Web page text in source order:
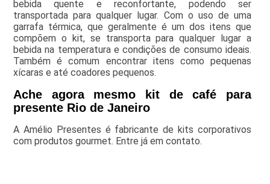
bebida quente e reconfortante, podendo ser
transportada para qualquer lugar. Com o uso de uma
garrafa térmica, que geralmente é um dos itens que
compõem o kit, se transporta para qualquer lugar a
bebida na temperatura e condições de consumo ideais.
Também é comum encontrar itens como pequenas
xícaras e até coadores pequenos.
Ache agora mesmo kit de café para
presente Rio de Janeiro
A Amélio Presentes é fabricante de kits corporativos
com produtos gourmet. Entre já em contato.